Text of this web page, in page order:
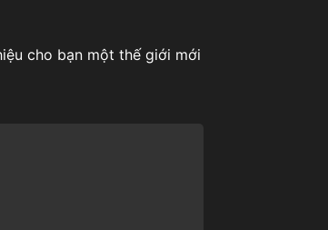
cho bạn một thế giới mới